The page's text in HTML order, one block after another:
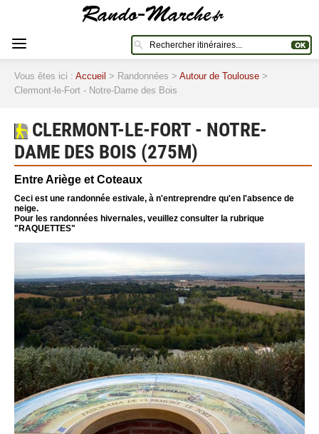
Vous êtes ici : Accueil > Randonnées > Autour de Toulouse >
Clermont-le-Fort - Notre-Dame des Bois
CLERMONT-LE-FORT - NOTRE-
DAME DES BOIS (275M)
Entre Ariège et Coteaux
Ceci est une randonnée estivale, à n'entreprendre qu'en l'absence de
neige.
Pour les randonnées hivernales, veuillez consulter la rubrique
"RAQUETTES"